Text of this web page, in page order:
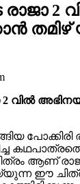
രാജാ 2
2 വില്‍
ആണ്
ഈ